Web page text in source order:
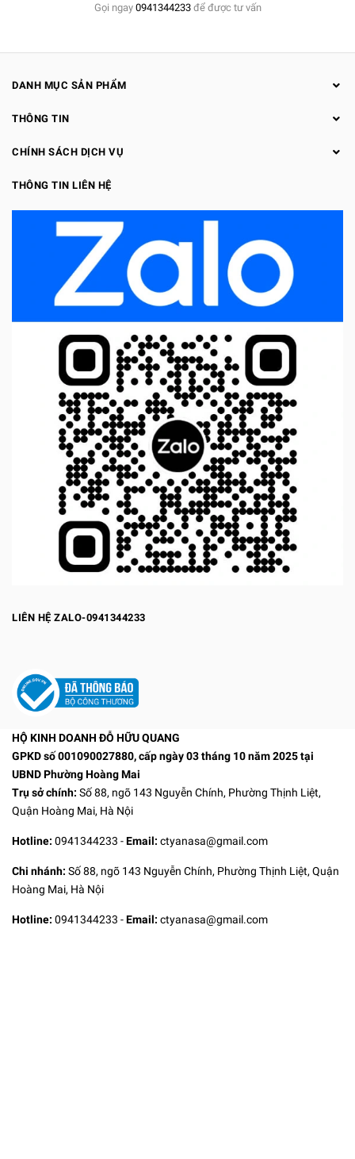
Gọi ngay 0941344233để được tư vấn
DANH MỤC SẢN PHẨM
THÔNG TIN
CHÍNH SÁCH DỊCH VỤ
THÔNG TIN LIÊN HỆ
LIÊN HỆ ZALO-0941344233
HỘ KINH DOANH ĐỖ HỮU QUANG
GPKD số 001090027880, cấp ngày 03 tháng 10 năm 2025 tại
UBND Phường Hoàng Mai
Trụ sở chính: Số 88, ngõ 143 Nguyễn Chính, Phường Thịnh Liệt,
Quận Hoàng Mai, Hà Nội
Hotline: 0941344233 -Email: ctyanasa@gmail.com
Chi nhánh: Số 88, ngõ 143 Nguyễn Chính, Phường Thịnh Liệt, Quận
Hoàng Mai, Hà Nội
Hotline: 0941344233 -Email: ctyanasa@gmail.com